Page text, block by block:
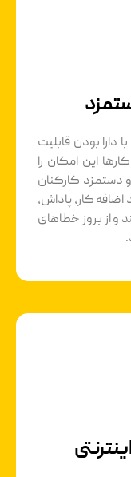
بودن قابلیت
این امکان را
کارکنان
اضافه کار، پاداش،
و از بروز خطاهای